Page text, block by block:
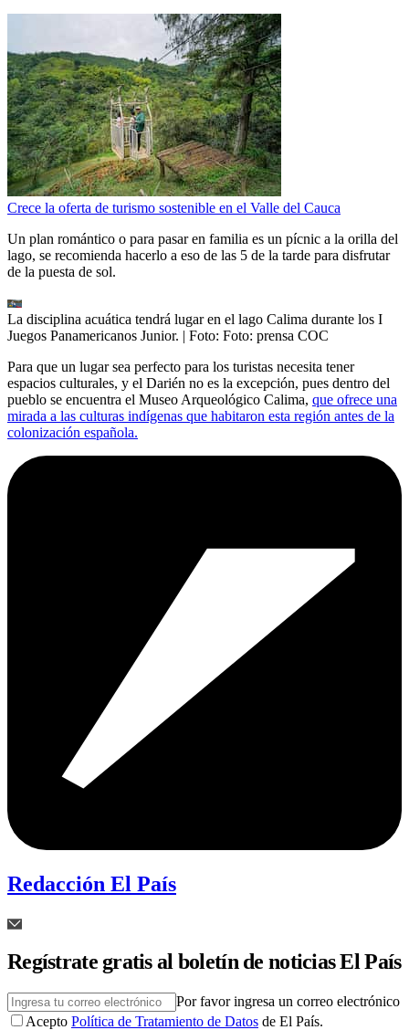
Crece la oferta de turismo sostenible en el Valle del Cauca
Un plan romántico o para pasar en familia es un pícnic a la orilla del
lago, se recomienda hacerlo a eso de las 5 de la tarde para disfrutar
de la puesta de sol.
La disciplina acuática tendrá lugar en el lago Calima durante los I
Juegos Panamericanos Junior. | Foto: Foto: prensa COC
Para que un lugar sea perfecto para los turistas necesita tener
espacios culturales, y el Darién no es la excepción, pues dentro del
pueblo se encuentra el Museo Arqueológico Calima, que ofrece una
mirada a las culturas indígenas que habitaron esta región antes de la
colonización española.
Redacción El País
Regístrate gratis al boletín de noticias El País
Por favor ingresa un correo electrónico
Acepto Política de Tratamiento de Datos de El País.